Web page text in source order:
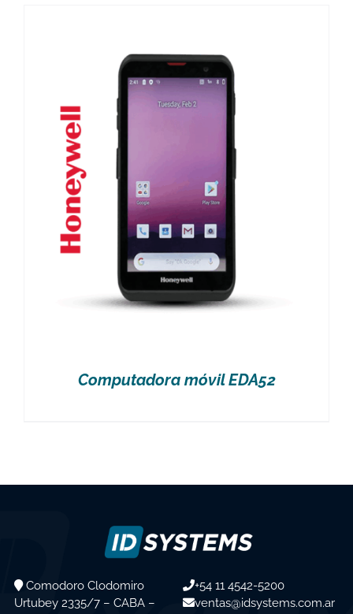
Computadora móvil EDA52
Comodoro Clodomiro
Urtubey 2335/7 – CABA –
+54 11 4542-5200
ventas@idsystems.com.ar